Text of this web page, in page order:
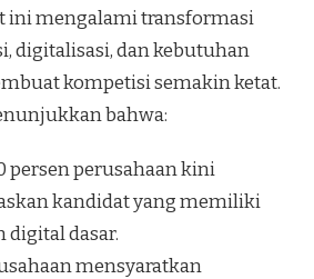
ini mengalami transformasi
digitalisasi, dan kebutuhan
kompetisi semakin ketat.
bahwa:
persen perusahaan kini
kandidat yang memiliki
digital dasar.
mensyaratkan